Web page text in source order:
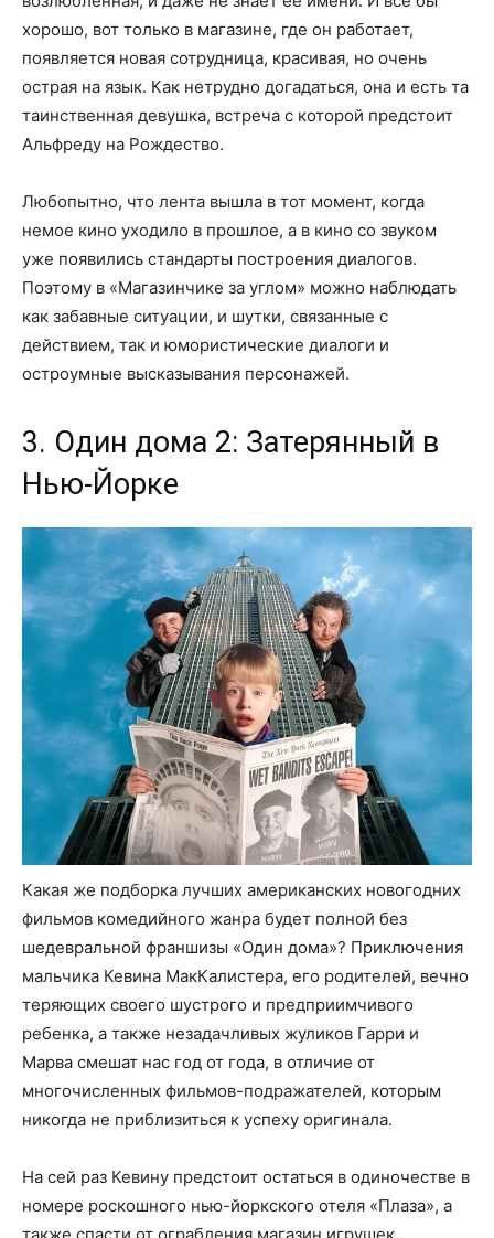
хорошо, вот только в магазине, где он работает,
появляется новая сотрудница, красивая, но очень
острая на язык. Как нетрудно догадаться, она и есть та
таинственная девушка, встреча с которой предстоит
Альфреду на Рождество.
Любопытно, что лента вышла в тот момент, когда
немое кино уходило в прошлое, а в кино со звуком
уже появились стандарты построения диалогов.
Поэтому в «Магазинчике за углом» можно наблюдать
как забавные ситуации, и шутки, связанные с
действием, так и юмористические диалоги и
остроумные высказывания персонажей.
3. Один дома 2: Затерянный в
Нью-Йорке
Какая же подборка лучших американских новогодних
фильмов комедийного жанра будет полной без
шедевральной франшизы «Один дома»? Приключения
мальчика Кевина МакКалистера, его родителей, вечно
теряющих своего шустрого и предприимчивого
ребенка, а также незадачливых жуликов Гарри и
Марва смешат нас год от года, в отличие от
многочисленных фильмов-подражателей, которым
никогда не приблизиться к успеху оригинала.
На сей раз Кевину предстоит остаться в одиночестве в
номере роскошного нью-йоркского отеля «Плаза», а
также спасти от ограбления магазин игрушек.